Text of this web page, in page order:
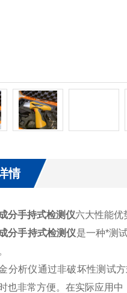
情
分手持式检测仪六大性能优
分手持式检测仪是一种*测
析仪通过非破坏性测试方
也非常方便。在实际应用